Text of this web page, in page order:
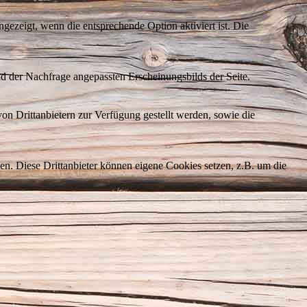
wenn die entsprechende Option aktiviert ist. Die
Nachfrage angepassten Erscheinungsbilds der Seite.
Drittanbietern zur Verfügung gestellt werden, sowie die
Diese Drittanbieter können eigene Cookies setzen, z.B. um die